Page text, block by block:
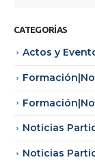
CATEGORÍAS
Actos y
Noticias
Noticias